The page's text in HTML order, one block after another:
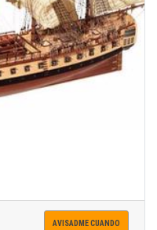
AVISADME CUANDO